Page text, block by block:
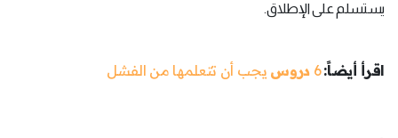
يستسلم على الإطلاق.
اقرأ أيضاً:6 دروس يجب أن تتعلمها من الفشل